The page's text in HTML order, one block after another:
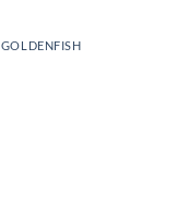
GOLDENFISH